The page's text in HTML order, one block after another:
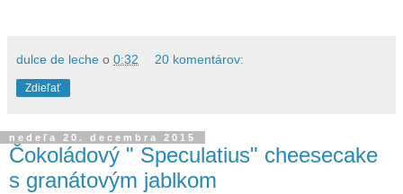
dulce de leche o 0:32 20 komentárov:
Zdieľať
nedeľa 20. decembra 2015
Čokoládový " Speculatius" cheesecake
s granátovým jablkom